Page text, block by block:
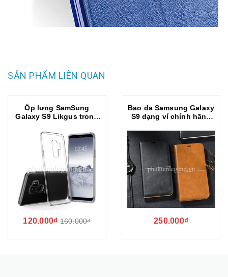
SẢN PHẨM LIÊN QUAN
Ốp lưng SamSung
Galaxy S9 Likgus trong
120.000₫ 160.000₫
Bao da Samsung Galaxy
S9 dạng ví chính hãng
250.000₫